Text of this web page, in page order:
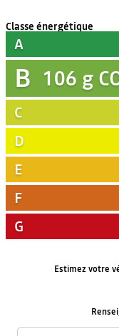
Classe énergétique
A
B 106 g
C
D
E
F
G
Estimez votre